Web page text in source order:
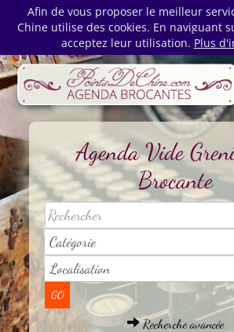
Afin de vous proposer le meilleur
Chine utilise des cookies. En naviguant
acceptez leur utilisation. Plus
Agenda Vide
Brocante
Recherche avancée